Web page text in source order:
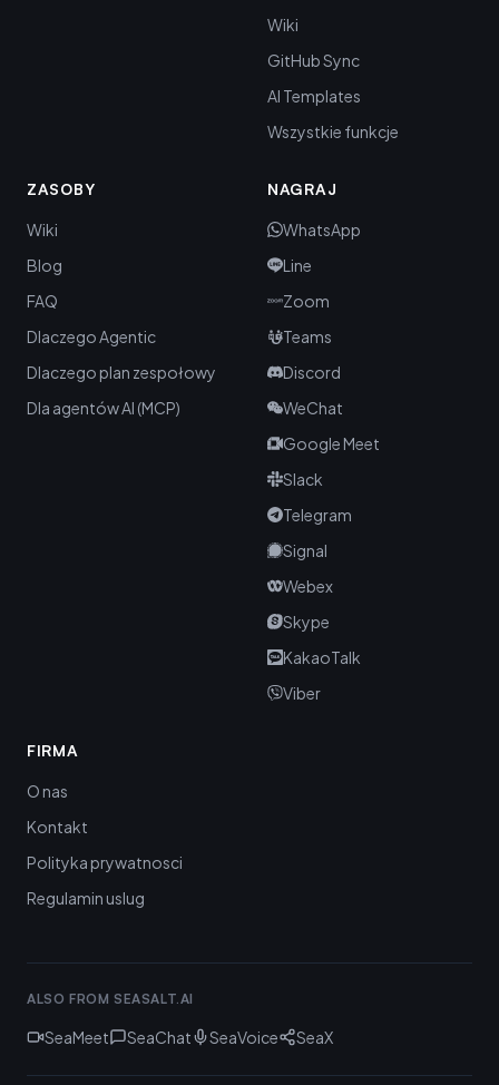
Wiki
GitHub Sync
AI Templates
Wszystkie funkcje
ZASOBY
Wiki
Blog
FAQ
Dlaczego Agentic
Dlaczego plan zespołowy
Dla agentów AI (MCP)
NAGRAJ
WhatsApp
Line
Zoom
Teams
Discord
WeChat
Google Meet
Slack
Telegram
Signal
Webex
Skype
KakaoTalk
Viber
FIRMA
O nas
Kontakt
Polityka prywatnosci
Regulamin uslug
ALSO FROM SEASALT.AI
SeaMeet SeaChat SeaVoice SeaX